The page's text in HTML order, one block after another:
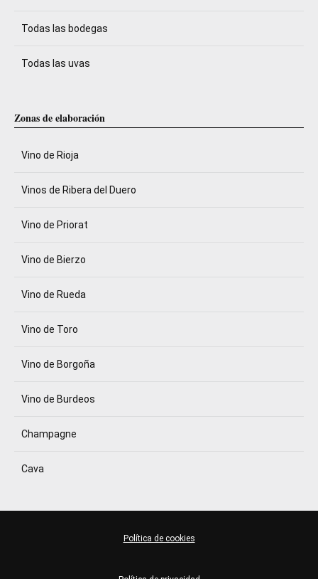
Todas las bodegas
Todas las uvas
Zonas de elaboración
Vino de Rioja
Vinos de Ribera del Duero
Vino de Priorat
Vino de Bierzo
Vino de Rueda
Vino de Toro
Vino de Borgoña
Vino de Burdeos
Champagne
Cava
Política de cookies